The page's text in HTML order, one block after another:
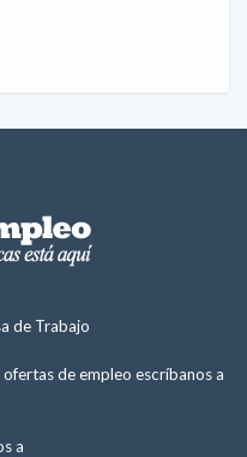
de Trabajo
de empleo escríbanos a
a